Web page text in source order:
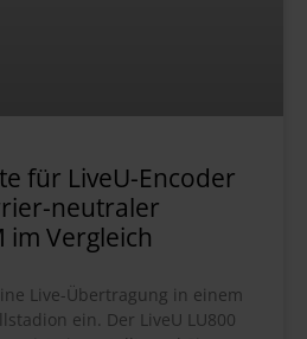
für LiveU-Encoder
neutraler
im Vergleich
Live-Übertragung in einem
ein. Der LiveU LU800